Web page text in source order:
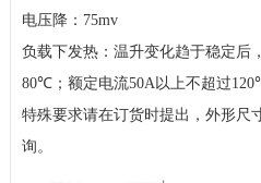
电压降： 75mv
负载下发热：温升变化趋于稳定后
80℃；额定电流50A以上不超过
特殊要求请在订货时提出， 外形尺
询。